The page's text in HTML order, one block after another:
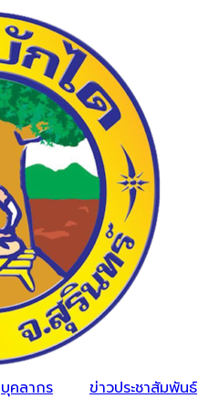
บุคลากร ข่าวประชาสัมพันธ์